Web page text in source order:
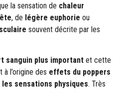
la sensation de chaleur
, de légère euphorie ou
souvent décrite par les
sanguin plus important et cette
l’origine des effets du poppers
sensations physiques. Très